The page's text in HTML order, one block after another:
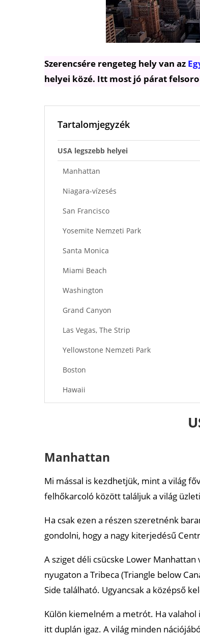
Szerencsére rengeteg hely van az
helyei közé. Itt most jó párat
Tartalomjegyzék
USA legszebb helyei
Manhattan
Niagara-vízesés
San Francisco
Yosemite Nemzeti Park
Santa Monica
Miami Beach
Washington
Grand Canyon
Las Vegas, The Strip
Yellowstone Nemzeti Park
Boston
Hawaii
Ajánlott cikkek
Manhattan
Mi mással is kezdhetjük, mint a világ
felhőkarcoló között találjuk a világ
Ha csak ezen a részen szeretnénk
gondolni, hogy a nagy kiterjedésű
A sziget déli csücske Lower
nyugaton a Tribeca (Triangle below
Side található. Ugyancsak a középső
Külön kiemelném a metrót. Ha valahol
itt duplán igaz. A világ minden